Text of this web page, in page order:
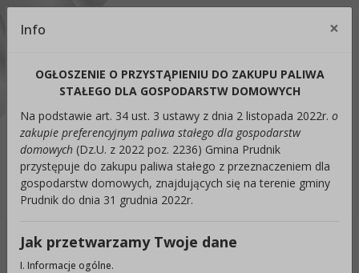
Kontrast:
Rozmiar czcionki:
A
A+ A++
Odstępy:
Zmień odstęp między literami
Zmień interlinię i margines
Reset:
Przywróć
Lektor:
Czytaj odnośniki
Czytaj tekst
Ukryj panel ułatwień dostępu
Info ×
OGŁOSZENIE O PRZYSTĄPIENIU DO ZAKUPU PALIWA
STAŁEGO DLA GOSPODARSTW DOMOWYCH
Na podstawie art. 34 ust. 3 ustawy z dnia 2 listopada 2022r. o
zakupie preferencyjnym paliwa stałego dla gospodarstw
domowych (Dz.U. z 2022 poz. 2236) Gmina Prudnik
przystępuje do zakupu paliwa stałego z przeznaczeniem dla
gospodarstw domowych, znajdujących się na terenie gminy
Prudnik do dnia 31 grudnia 2022r.
Jak przetwarzamy Twoje dane
I. Informacje ogólne.